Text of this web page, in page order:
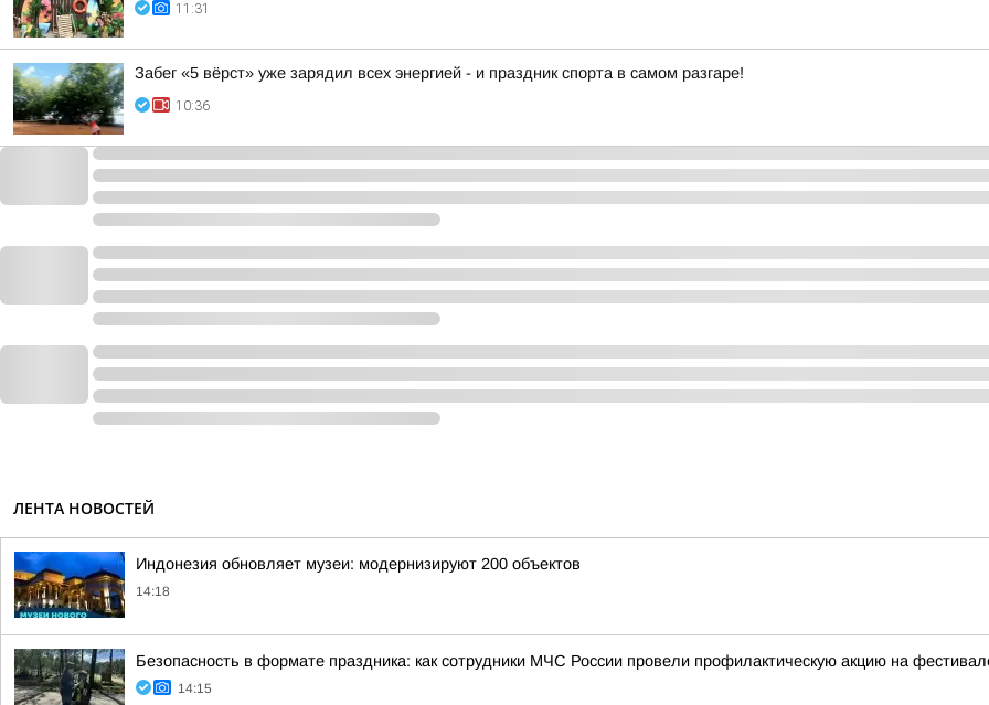
11:31
Забег «5 вёрст» уже зарядил всех энергией - и праздник спорта в самом разгаре!
10:36
ЛЕНТА НОВОСТЕЙ
Индонезия обновляет музеи: модернизируют 200 объектов
14:18
Безопасность в формате праздника: как сотрудники МЧС России провели профилактическую акцию на
14:15